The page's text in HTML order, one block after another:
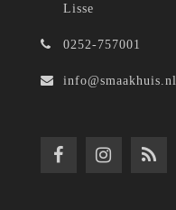
Lisse
0252-757001
info@smaakhuis.nl